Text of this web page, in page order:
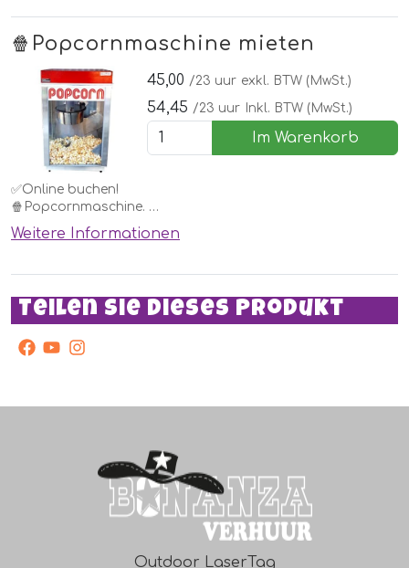
Vergessen Sie nicht, die Zutaten zu bestellen!
🍿Popcornmaschine mieten
45,00 /23 uur exkl. BTW (MwSt.)
54,45 /23 uur Inkl. BTW (MwSt.)
Im Warenkorb
✅Online buchen!
🍿Popcornmaschine.
Jedes Kind möchte das zu Hause. Mieten Sie diese einfach
eine Kinderparty.
Vergessen Sie nicht, die Zutaten zu bestellen!
Weitere Informationen
Teilen Sie dieses Produkt
facebook
Youtube
Instagram
Outdoor LaserTag